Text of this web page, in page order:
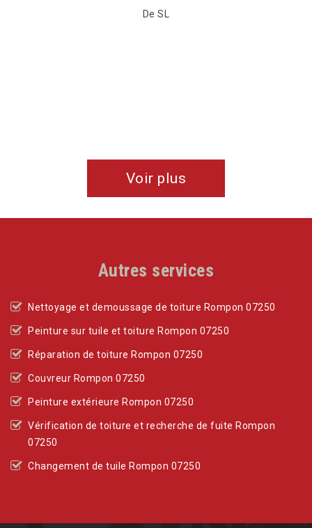
Voir plus
Autres services
Nettoyage et demoussage de toiture Rompon 07250
Peinture sur tuile et toiture Rompon 07250
Réparation de toiture Rompon 07250
Couvreur Rompon 07250
Peinture extérieure Rompon 07250
Vérification de toiture et recherche de fuite Rompon
07250
Changement de tuile Rompon 07250